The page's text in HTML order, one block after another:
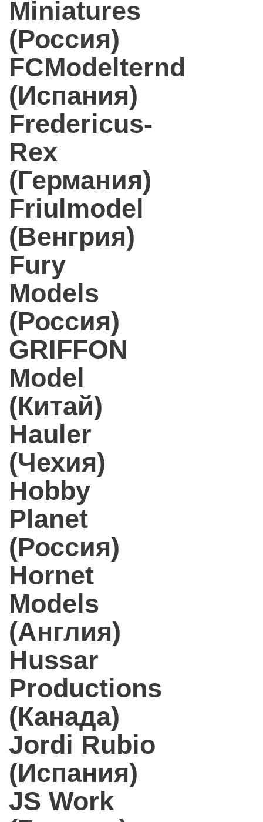
Miniatures
(Россия)
FCModelternd
(Испания)
Fredericus-
Rex
(Германия)
Friulmodel
(Венгрия)
Fury
Models
(Россия)
GRIFFON
Model
(Китай)
Hauler
(Чехия)
Hobby
Planet
(Россия)
Hornet
Models
(Англия)
Hussar
Productions
(Канада)
Jordi Rubio
(Испания)
JS Work